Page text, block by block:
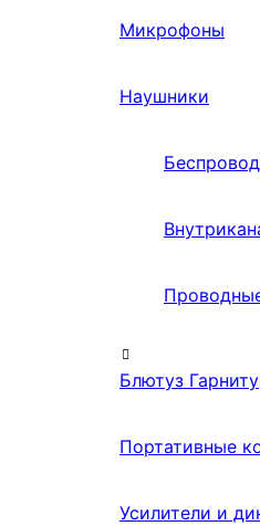
Микрофоны
Наушники
Блютуз
Портативные
Усилители и